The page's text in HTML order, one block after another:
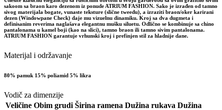
sakoom sa braon karo dezenom iz ponude ATRIUM FASHION. Sako je izrađen od tamno
sivog materijala bogate, vunaste teksture (slične tweedu), a izraziti braon/oker karirani
dezen (Windowpane Check) daje mu vizuelnu dinamiku. Kroj sa dva dugmeta i
definisanim reverima naglašava elegantnu mušku siluetu. Odlično se kombinuje sa chino
pantalonama u kamel boji (kao na slici), tamno braon ili tamno sivim pantalonama.
ATRIUM FASHION garantuje vrhunski kroj i prefinjen stil za hladnije dane.
Materijal i održavanje
80% pamuk 15% poliamid 5% likra
Vodič za dimenzije
Veličine Obim grudi Širina ramena Dužina rukava Dužina